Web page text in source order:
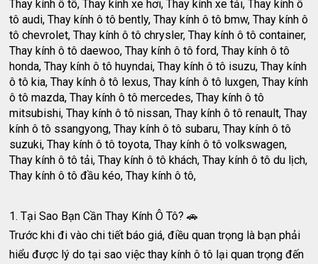
Thay kính ô tô, Thay kính xe hơi, Thay kính xe tải, Thay kính ô
tô audi, Thay kính ô tô bently, Thay kính ô tô bmw, Thay kính ô
tô chevrolet, Thay kính ô tô chrysler, Thay kính ô tô container,
Thay kính ô tô daewoo, Thay kính ô tô ford, Thay kính ô tô
honda, Thay kính ô tô huyndai, Thay kính ô tô isuzu, Thay kính
ô tô kia, Thay kính ô tô lexus, Thay kính ô tô luxgen, Thay kính
ô tô mazda, Thay kính ô tô mercedes, Thay kính ô tô
mitsubishi, Thay kính ô tô nissan, Thay kính ô tô renault, Thay
kính ô tô ssangyong, Thay kính ô tô subaru, Thay kính ô tô
suzuki, Thay kính ô tô toyota, Thay kính ô tô volkswagen,
Thay kính ô tô tải, Thay kính ô tô khách, Thay kính ô tô du lịch,
Thay kính ô tô đầu kéo, Thay kính ô tô,
1. Tại Sao Bạn Cần Thay Kính Ô Tô? 🚗
Trước khi đi vào chi tiết báo giá, điều quan trọng là bạn phải
hiểu được lý do tại sao việc thay kính ô tô lại quan trọng đến